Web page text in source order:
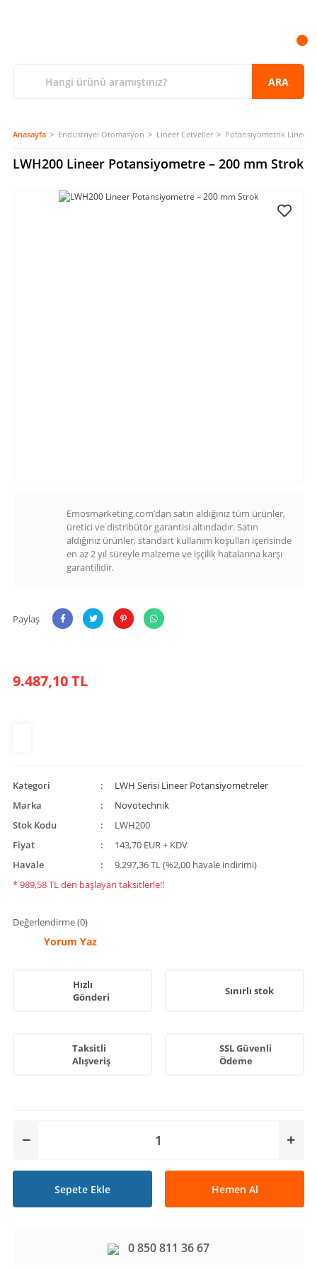
ARA
Anasayfa Endüstriyel Otomasyon Lineer Cetveller Potansiyometrik Lineer
LWH200 Lineer Potansiyometre – 200 mm Strok
Emosmarketing.com’dan satın aldığınız tüm ürünler,
üretici ve distribütör garantisi altındadır. Satın
aldığınız ürünler, standart kullanım koşulları içerisinde
en az 2 yıl süreyle malzeme ve işçilik hatalarına karşı
garantilidir.
Paylaş
9.487,10 TL
Kategori
LWH Serisi Lineer Potansiyometreler
Marka
Novotechnik
Stok Kodu
LWH200
Fiyat
143,70 EUR + KDV
Havale
9.297,36 TL (%2,00 havale indirimi)
* 989,58 TL den başlayan taksitlerle!!
Değerlendirme (0)
Yorum Yaz
Hızlı
Gönderi
Sınırlı stok
Taksitli
Alışveriş
SSL Güvenli
Ödeme
Sepete Ekle Hemen Al
0 850 811 36 67